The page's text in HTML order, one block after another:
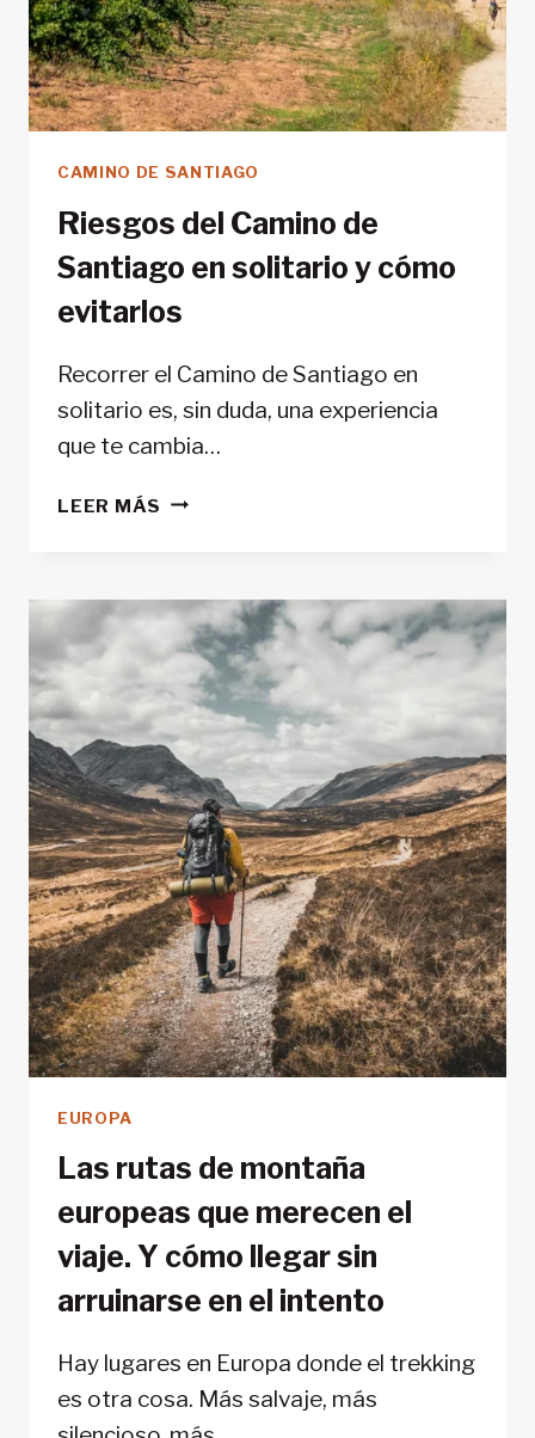
CAMINO DE SANTIAGO
Riesgos del Camino de
Santiago en solitario y cómo
evitarlos
Recorrer el Camino de Santiago en
solitario es, sin duda, una experiencia
que te cambia…
LEER MÁS RIESGOS
SANTIAGO
EN
SOLITARIO
Y
CÓMO
EVITARLOS
EUROPA
Las rutas de montaña
europeas que merecen el
viaje. Y cómo llegar sin
arruinarse en el intento
Hay lugares en Europa donde el trekking
es otra cosa. Más salvaje, más